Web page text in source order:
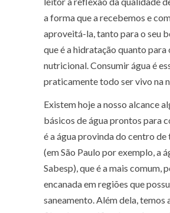
a forma que a recebemos e
aproveitá-la, tanto para o seu
que é a hidratação quanto para
nutricional. Consumir água é
praticamente todo ser vivo na
Existem hoje a nosso alcance
básicos de água prontos para
é a água provinda do centro
(em São Paulo por exemplo, a
Sabesp), que é a mais comum,
encanada em regiões que
saneamento. Além dela, temos